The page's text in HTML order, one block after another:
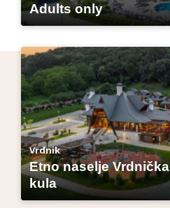
Adults only
Vrdnik
Etno naselje Vrdnička
kula